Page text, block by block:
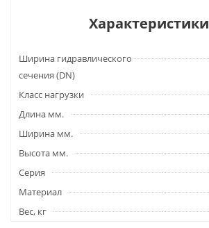
Характеристики
Ширина гидравлического
сечения (DN)
Класс нагрузки
Длина мм.
Ширина мм.
Высота мм.
Серия
Материал
Вес, кг